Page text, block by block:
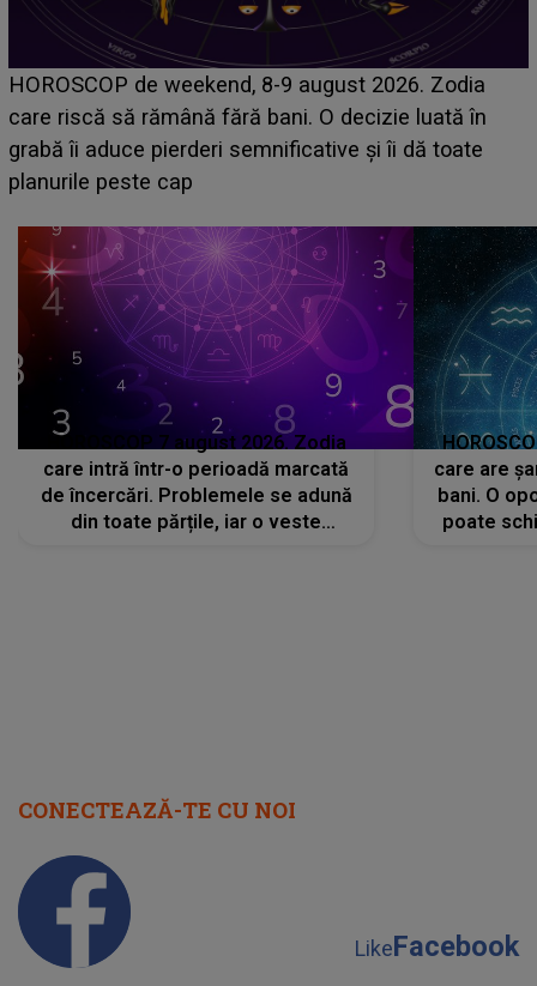
în
Emanuel a ținut ACEST DETALIU ASCUNS până
acum! În fața Alexandrei, concurentul din Casa
face o MĂRTURISIRE NEAȘTEPTATĂ despre
sa: "I-am spus și ei în față, eu nu te iubesc
HOROSCOP 7 august 2026. Zodia
care intră într-o perioadă marcată
de încercări. Problemele se adună
din toate părțile, iar o veste
care are
bani. O
poate
CONECTEAZĂ-TE CU NOI
LikeFacebook